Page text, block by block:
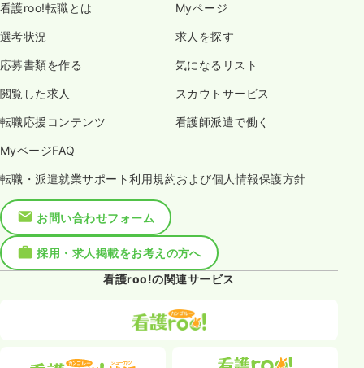
看護roo!転職とは Myページ
選考状況 求人を探す
応募書類を作る 気になるリスト
閲覧した求人 スカウトサービス
転職応援コンテンツ 看護師派遣で働く
MyページFAQ
転職・派遣就業サポート利用規約および個人情報保護方針
お問い合わせフォーム
採用・求人掲載をお考えの方へ
看護roo!の関連サービス